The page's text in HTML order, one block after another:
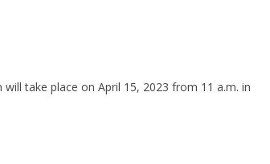
take place on April 15, 2023 from 11 a.m. in